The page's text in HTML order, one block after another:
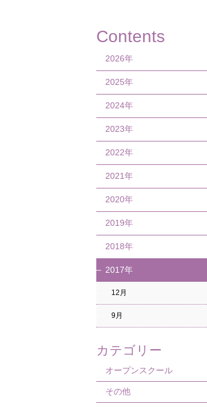
Contents
2026年
7月
6月
4月
2025年
12月
8月
6月
4月
2024年
4月
2023年
4月
1月
2022年
12月
10月
9月
8月
4月
2021年
12月
10月
9月
8月
6月
5月
2020年
12月
11月
9月
7月
5月
2019年
12月
11月
8月
7月
2018年
12月
9月
7月
2017年
12月
9月
カテゴリー
オープンスクール
その他